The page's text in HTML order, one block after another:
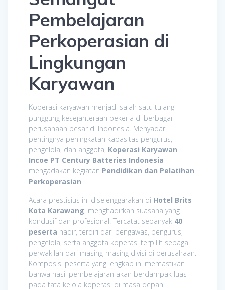
Pembelajaran
Perkoperasian di
Lingkungan
Karyawan
Koperasi karyawan menjadi salah satu tulang
punggung kesejahteraan pekerja di berbagai
perusahaan besar di Indonesia. Menyadari
pentingnya peningkatan kapasitas pengurus,
pengelola, dan anggota, Koperasi Karyawan
Incoe PT Century Batteries Indonesia
mengadakan kegiatan Pendidikan dan Pelatihan
Perkoperasian.
Acara prestisius ini diselenggarakan di Hotel Brits
Kota Karawang, menghadirkan suasana yang
kondusif dan profesional. Tercatat sebanyak 40
peserta hadir, terdiri dari pengawas, pengurus,
pengelola, serta anggota koperasi terpilih sebagai
perwakilan dari masing-masing divisi di perusahaan.
Komposisi peserta yang lengkap ini memastikan
bahwa hasil pembelajaran akan berdampak luas
pada tata kelola koperasi di masa depan.